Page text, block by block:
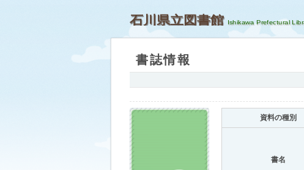
石川県立図書館
書誌情報
資料の種別
書名